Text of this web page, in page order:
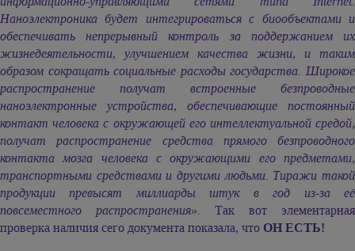
Наноэлектроника будет интегрироваться с биообъектами и
обеспечивать непрерывный контроль за поддержанием их
жизнедеятельности, улучшением качества жизни, и таким
образом сокращать социальные расходы государства. Широкое
распространение получат встроенные безпроводные
наноэлектронные устройства, обеспечивающие постоянный
контакт человека с окружающей его интеллектуальной средой,
получат распространение средства прямого безпроводного
контакта мозга человека с окружающими его предметами,
транспортными средствами и другими людьми. Тиражи такой
продукции превысят миллиарды штук в год из-за её
повсеместного распространения». Так вот элементарная
проверка наличия сего документа показала, что ОН ЕСТЬ!